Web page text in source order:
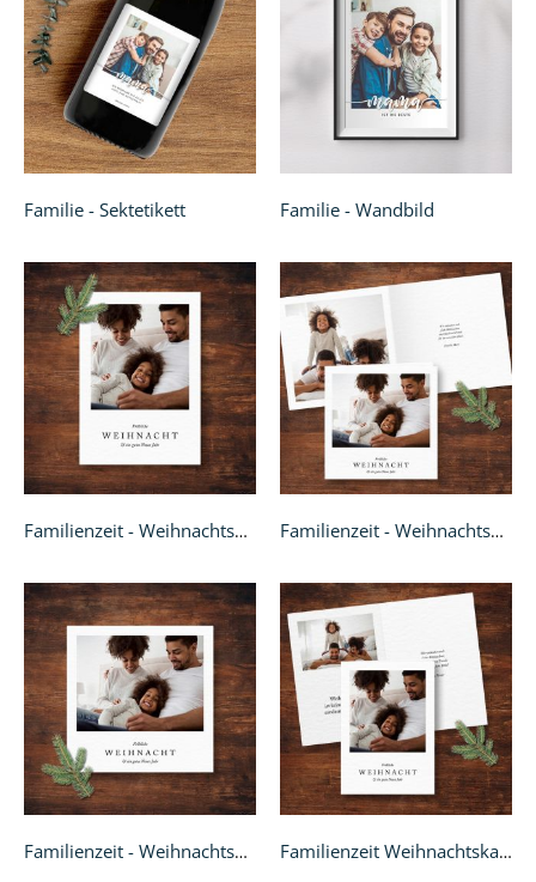
Familie - Sektetikett Familie - Wandbild
Familienzeit - Weihnachtskarte A6 Familienzeit - Weihnachtskarte Klappkarte quadratisch
Familienzeit - Weihnachtskarte quadratisch Familienzeit Weihnachtskarte - A6 Klappkarte